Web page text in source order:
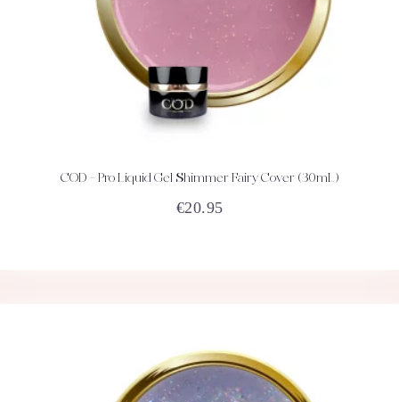
ACHETEZ DÉTAILS
COD – Pro Liquid Gel Shimmer Fairy Cover (30mL)
€20.95